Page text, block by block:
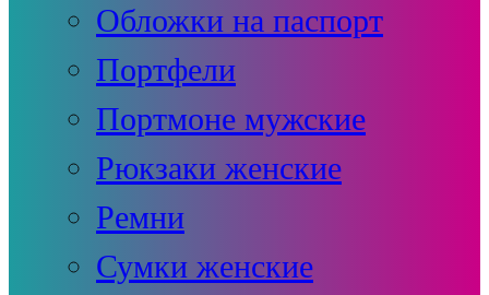
Обложки на паспорт
Портфели
Портмоне мужские
Рюкзаки женские
Ремни
Сумки женские